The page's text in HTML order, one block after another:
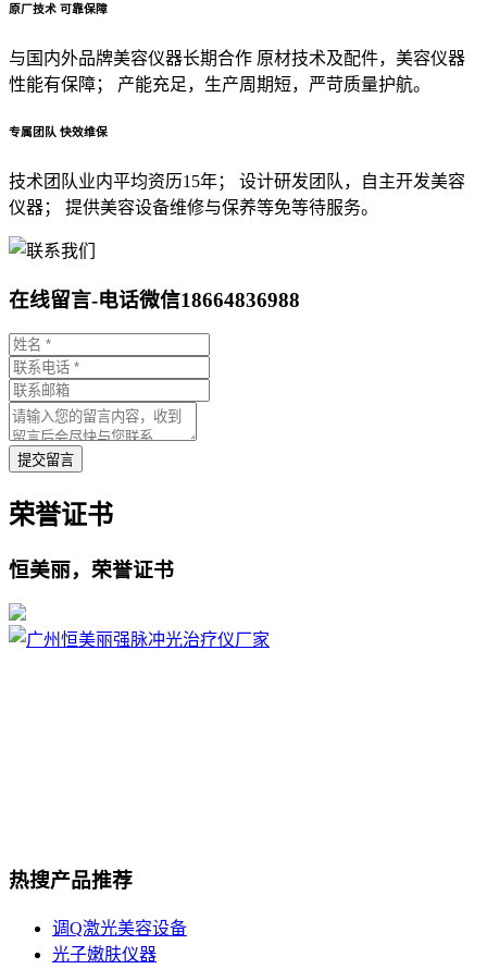
原厂技术 可靠保障
与国内外品牌美容仪器长期合作 原材技术及配件，美容仪器
性能有保障； 产能充足，生产周期短，严苛质量护航。
专属团队 快效维保
技术团队业内平均资历15年； 设计研发团队，自主开发美容
仪器； 提供美容设备维修与保养等免等待服务。
在线留言-电话微信18664836988
提交留言
荣誉证书
恒美丽，荣誉证书
热搜产品推荐
调Q激光美容设备
光子嫩肤仪器